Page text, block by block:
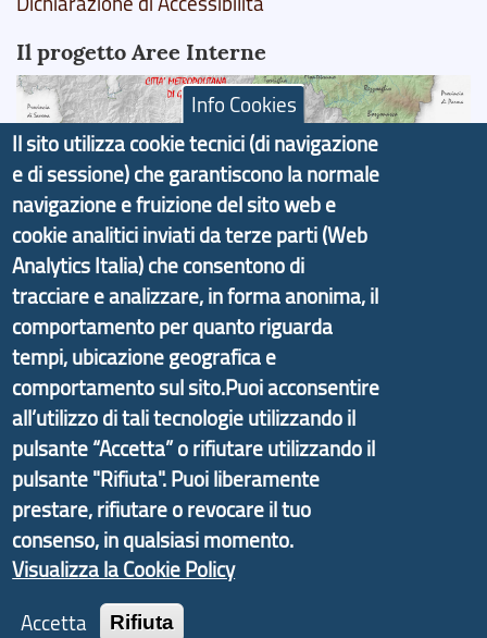
Il progetto Aree Interne
Il portale di marketing territoriale e sviluppo locale
di Genova Città Metropolitana si è sviluppato a
partire dal progetto nazionale Aree Interne
promosso dal Dipartimento per lo Sviluppo
Economico e finalizzato al rilancio socio-economico
delle valli dell’entroterra. In particolare fornisce
informazioni ed aggiornamenti sulla
d'Area Antola-Tigullio, in collaborazione con Regione
Liguria ed ANCI Liguria.
Copyright © 2017 Città metropolitana di Genova |
CF: 80007350103
Tecnologie e Accessibilità
Info Cookies
Il sito utilizza cookie tecnici (di navigazione
e di sessione) che garantiscono la normale
navigazione e fruizione del sito web e
cookie analitici inviati da terze parti (Web
Analytics Italia) che consentono di
tracciare e analizzare, in forma anonima, il
comportamento per quanto riguarda
tempi, ubicazione geografica e
comportamento sul sito.Puoi acconsentire
all’utilizzo di tali tecnologie utilizzando il
pulsante “Accetta” o rifiutare utilizzando il
pulsante "Rifiuta". Puoi liberamente
prestare, rifiutare o revocare il tuo
consenso, in qualsiasi momento.
Visualizza la Cookie Policy
Accetta
Rifiuta